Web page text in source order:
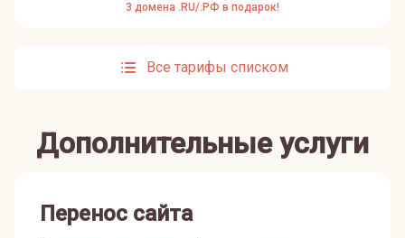
3 домена .RU/.РФ в подарок!
Все тарифы списком
Дополнительные услуги
Перенос сайта